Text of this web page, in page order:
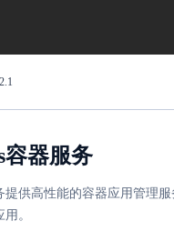
容器服务
提供高性能的容器应用管理
。